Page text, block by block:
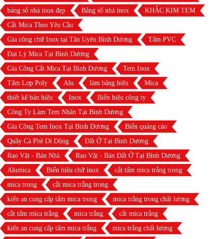
bảng số nhà inox đẹp
Bảng số nhà inox
KHẮC KIM TEM
Cắt Mica Theo Yêu Cầu
Gia công chữ Inox tại Tân Uyên Bình Dương
Tấm PVC
Đại Lý Mica Tại Bình Dương
Gia Công Cắt Mica Tại Bình Dương
Tem Inox
Tấm Lợp Poly
Alu làm bảng hiệu
Mica
thiết kế bản hiệu
Inox
Biển hiệu công ty
Công Ty Làm Tem Nhãn Tại Bình Dương
Gia Công Tem Inox Tại Bình Dương
Biển quảng cáo
Quầy Cà Phê Di Dộng
Đất Ở Tại Bình Dương
Rao Vặt - Bán Nhà
Rao Vặt - Bán Đất Ở Tại Bình Dương
Alumica
Biển hiệu chữ inox
cắt tấm mica trắng trong
mica trong
cắt mica trắng trong
kiến an cung cấp tấm mica trong
mica trắng trong chất lượng
cắt tấm mica trắng
mica trắng
cắt mica trắng
kiến an cung cấp tấm mica trắng
mica trắng chất lượng